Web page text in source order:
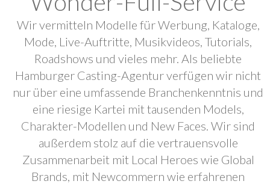
Wir vermitteln Modelle für Werbung, Kataloge,
Mode, Live-Auftritte, Musikvideos, Tutorials,
Roadshows und vieles mehr. Als beliebte
Hamburger Casting-Agentur verfügen wir nicht
nur über eine umfassende Branchenkenntnis und
eine riesige Kartei mit tausenden Models,
Charakter-Modellen und New Faces. Wir sind
außerdem stolz auf die vertrauensvolle
Zusammenarbeit mit Local Heroes wie Global
Brands, mit Newcommern wie erfahrenen